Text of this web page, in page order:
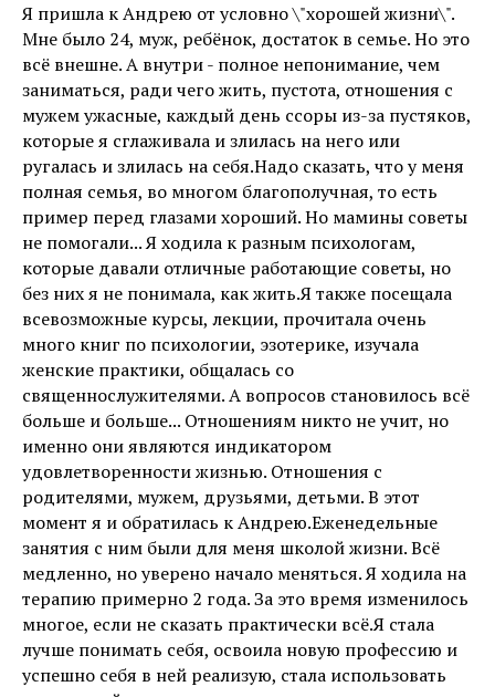
Я пришла к Андрею от условно \"хорошей жизни\".
Мне было 24, муж, ребёнок, достаток в семье. Но это
всё внешне. А внутри - полное непонимание, чем
заниматься, ради чего жить, пустота, отношения с
мужем ужасные, каждый день ссоры из-за пустяков,
которые я сглаживала и злилась на него или
ругалась и злилась на себя.Надо сказать, что у меня
полная семья, во многом благополучная, то есть
пример перед глазами хороший. Но мамины советы
не помогали... Я ходила к разным психологам,
которые давали отличные работающие советы, но
без них я не понимала, как жить.Я также посещала
всевозможные курсы, лекции, прочитала очень
много книг по психологии, эзотерике, изучала
женские практики, общалась со
священнослужителями. А вопросов становилось всё
больше и больше... Отношениям никто не учит, но
именно они являются индикатором
удовлетворенности жизнью. Отношения с
родителями, мужем, друзьями, детьми. В этот
момент я и обратилась к Андрею.Еженедельные
занятия с ним были для меня школой жизни. Всё
медленно, но уверено начало меняться. Я ходила на
терапию примерно 2 года. За это время изменилось
многое, если не сказать практически всё.Я стала
лучше понимать себя, освоила новую профессию и
успешно себя в ней реализую, стала использовать